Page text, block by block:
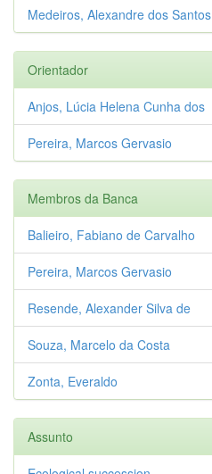
Medeiros, Alexandre dos Santos
Orientador
Anjos, Lúcia Helena Cunha dos
Pereira, Marcos Gervasio
Membros da Banca
Balieiro, Fabiano de Carvalho
Pereira, Marcos Gervasio
Resende, Alexander Silva de
Souza, Marcelo da Costa
Zonta, Everaldo
Assunto